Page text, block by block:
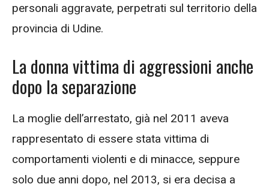
personali aggravate, perpetrati sul territorio della
provincia di Udine.
La donna vittima di aggressioni anche
dopo la separazione
La moglie dell’arrestato, già nel 2011 aveva
rappresentato di essere stata vittima di
comportamenti violenti e di minacce, seppure
solo due anni dopo, nel 2013, si era decisa a